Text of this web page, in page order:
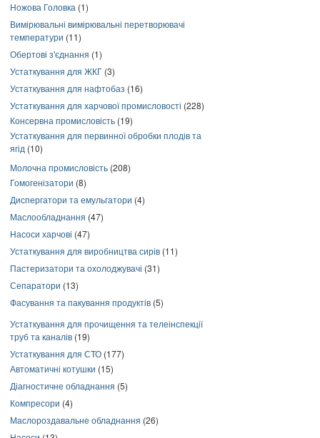
Ножова Головка (1)
Вимірювальні вимірювальні перетворювачі
температури (11)
Обертові з'єднання (1)
Устаткування для ЖКГ (3)
Устаткування для нафтобаз (16)
Устаткування для харчової промисловості (228)
Консервна промисловість (19)
Устаткування для первинної обробки плодів та
ягід (10)
Молочна промисловість (208)
Гомогенізатори (8)
Диспергатори та емульгатори (4)
Маслообладнання (47)
Насоси харчові (47)
Устаткування для виробництва сирів (11)
Пастеризатори та охолоджувачі (31)
Сепаратори (13)
Фасування та пакування продуктів (5)
Устаткування для прочищення та телеінспекції
труб та каналів (19)
Устаткування для СТО (177)
Автоматичні котушки (15)
Діагностичне обладнання (5)
Компресори (4)
Маслороздавальне обладнання (26)